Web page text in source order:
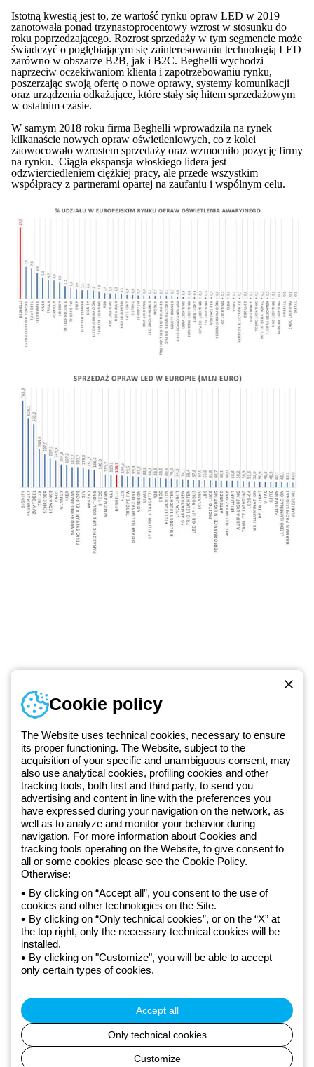
Istotną kwestią jest to, że wartość rynku opraw LED w 2019
zanotowała ponad trzynastoprocentowy wzrost w stosunku do
roku poprzedzającego. Rozrost sprzedaży w tym segmencie może
świadczyć o pogłębiającym się zainteresowaniu technologią LED
zarówno w obszarze B2B, jak i B2C. Beghelli wychodzi
naprzeciw oczekiwaniom klienta i zapotrzebowaniu rynku,
poszerzając swoją ofertę o nowe oprawy, systemy komunikacji
oraz urządzenia odkażające, które stały się hitem sprzedażowym
w ostatnim czasie.
W samym 2018 roku firma Beghelli wprowadziła na rynek
kilkanaście nowych opraw oświetleniowych, co z kolei
zaowocowało wzrostem sprzedaży oraz wzmocniło pozycję firmy
na rynku. Ciągła ekspansja włoskiego lidera jest
odzwierciedleniem ciężkiej pracy, ale przede wszystkim
współpracy z partnerami opartej na zaufaniu i wspólnym celu.
Od 2025 roku firma Beghelli jest częścią Grupy GEWISS, działając w
ramach ekosystemu GEWISS LightZone, w którym tworzymy
zintegrowane rozwiązania oświetleniowe, przekształcające
złożoność w prostotę oraz wspierające profesjonalistów i
użytkowników w realizacji ich potrzeb.Dowiedz się więcej o GEWISS
Numer telefonu
Od poniedziałku do piątku w godzinach 8:00 do 16:00
+48 32 422 55 79
Polityka prywatności
Polityka cookies
Ogólne warunki sprzedaży
Wszystkie dokumenty
Deklaracja dostępności
Realizacja strony
to the direction and coordination of Gewiss S.p.A. - P.IVA (IT)
00666341201 - Registered in the Register of Companies of
Bologna. Fully paid-up capital: 10,000,000 Euro
Cookie policy
The Website uses technical cookies, necessary to ensure
its proper functioning. The Website, subject to the
acquisition of your specific and unambiguous consent, may
also use analytical cookies, profiling cookies and other
tracking tools, both first and third party, to send you
advertising and content in line with the preferences you
have expressed during your navigation on the network, as
well as to analyze and monitor your behavior during
navigation. For more information about Cookies and
tracking tools operating on the Website, to give consent to
all or some cookies please see the Cookie Policy.
Otherwise:
By clicking on “Accept all”, you consent to the use of
cookies and other technologies on the Site.
By clicking on “Only technical cookies”, or on the “X” at
the top right, only the necessary technical cookies will be
installed.
By clicking on "Customize", you will be able to accept
only certain types of cookies.
Accept all
Only technical cookies
Customize